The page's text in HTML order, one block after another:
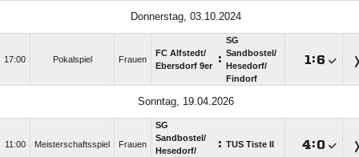
Donnerstag, 03.10.2024
17:00 Pokalspiel Frauen
FC Alfstedt/​
Ebersdorf 9er
:
SG
Sandbostel/​
Hesedorf/​
Findorf
:
Sonntag, 19.04.2026
11:00 Meisterschaftsspiel Frauen
SG
Sandbostel/​
Hesedorf/​
: TUS Tiste II :